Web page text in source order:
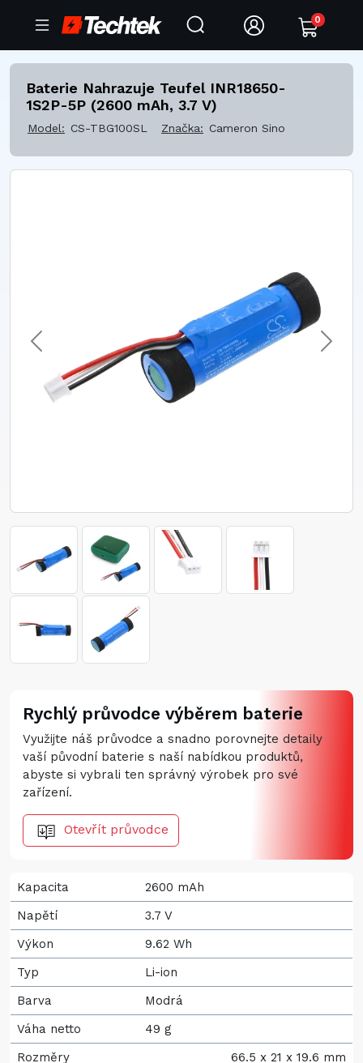
0
Baterie Nahrazuje Teufel INR18650-
1S2P-5P (2600 mAh, 3.7 V)
Model: CS-TBG100SL Značka: Cameron Sino
Rychlý průvodce výběrem baterie
Využijte náš průvodce a snadno porovnejte detaily
vaší původní baterie s naší nabídkou produktů,
abyste si vybrali ten správný výrobek pro své
zařízení.
Otevřít průvodce
Kapacita
2600 mAh
Napětí
3.7 V
Výkon
9.62 Wh
Typ
Li-ion
Barva
Modrá
Váha netto
49 g
Rozměry
66.5 x 21 x 19.6 mm